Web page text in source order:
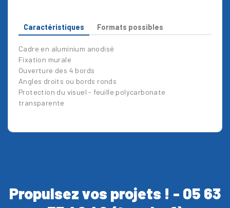
Caractéristiques Formats possibles
Cadre en aluminium anodisé
Fixation murale
Ouverture des 4 bords
Angles droits ou bords ronds
Protection du visuel - feuille polycarbonate
transparente
Propulsez vos projets ! - 05 63